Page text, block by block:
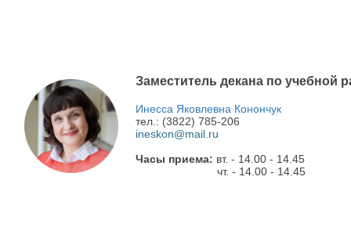
Заместитель декана по учебной
Инесса Яковлевна Конончук
тел.: (3822) 785-206
ineskon@mail.ru
Часы приема: вт. - 14.00 - 14.45
чт. - 14.00 - 14.45